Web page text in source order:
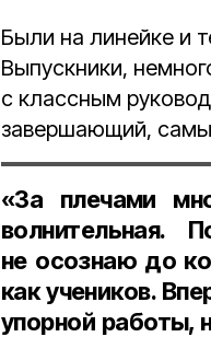
Были на линейке и
Выпускники,
с классным
завершающий,
«За плечами
не осознаю до
как учеников.
упорной работы,